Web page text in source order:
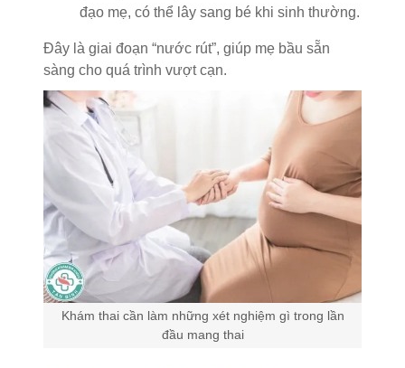
đạo mẹ, có thể lây sang bé khi sinh thường.
Đây là giai đoạn “nước rút”, giúp mẹ bầu sẵn
sàng cho quá trình vượt cạn.
Khám thai cần làm những xét nghiệm gì trong lần
đầu mang thai